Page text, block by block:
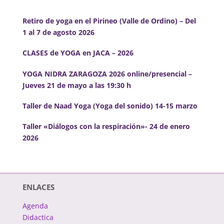
Retiro de yoga en el Pirineo (Valle de Ordino) – Del
1 al 7 de agosto 2026
CLASES de YOGA en JACA – 2026
YOGA NIDRA ZARAGOZA 2026 online/presencial –
Jueves 21 de mayo a las 19:30 h
Taller de Naad Yoga (Yoga del sonido) 14-15 marzo
Taller «Diálogos con la respiración»- 24 de enero
2026
ENLACES
Agenda
Didactica